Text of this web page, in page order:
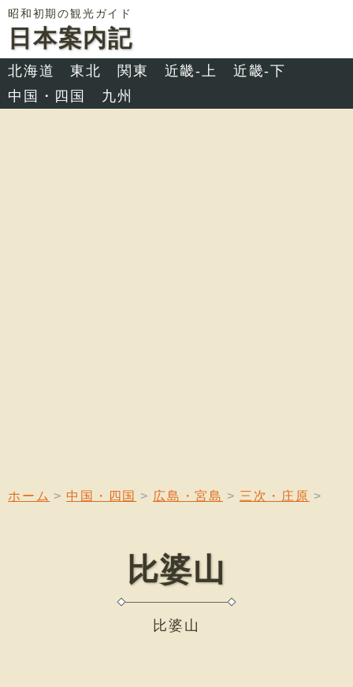
昭和初期の観光ガイド
日本案内記
北海道 東北 関東 近畿-上
近畿-下
中国・四国
九州
ホーム 中国・四国 広島・宮島 三次・庄原
比婆山
比婆山